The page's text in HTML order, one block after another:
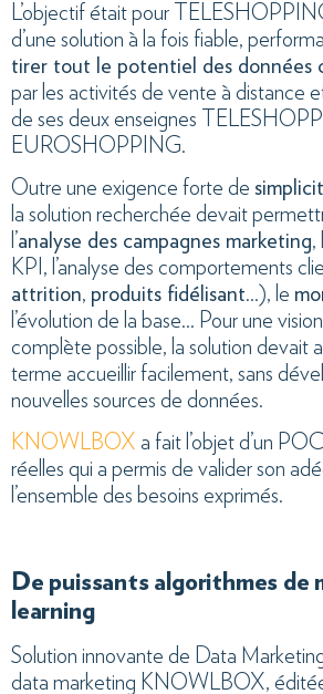
L’objectif était pour
d’une solution à la fois fiable,
tirer tout le potentiel des données
par les activités de vente à distance
de ses deux enseignes
EUROSHOPPING.
Outre une exigence forte de
la solution recherchée devait
l’analyse des campagnes marketing,
KPI, l’analyse des comportements
attrition, produits fidélisant…), le
l’évolution de la base… Pour une
complète possible, la solution devait
terme accueillir facilement, sans
nouvelles sources de données.
KNOWLBOX a fait l’objet d’un
réelles qui a permis de valider son
l’ensemble des besoins exprimés.
De puissants algorithmes de
learning
Solution innovante de Data
data marketing KNOWLBOX,